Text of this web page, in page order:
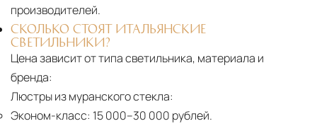
производителей.
СКОЛЬКО СТОЯТ ИТАЛЬЯНСКИЕ
СВЕТИЛЬНИКИ?
Цена зависит от типа светильника, материала и
бренда:
Люстры из муранского стекла:
Эконом-класс: 15 000–30 000 рублей.